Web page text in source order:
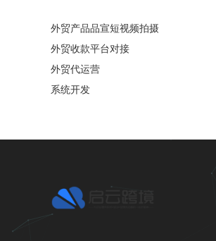
外贸产品品宣短视频拍摄
外贸收款平台对接
外贸代运营
系统开发